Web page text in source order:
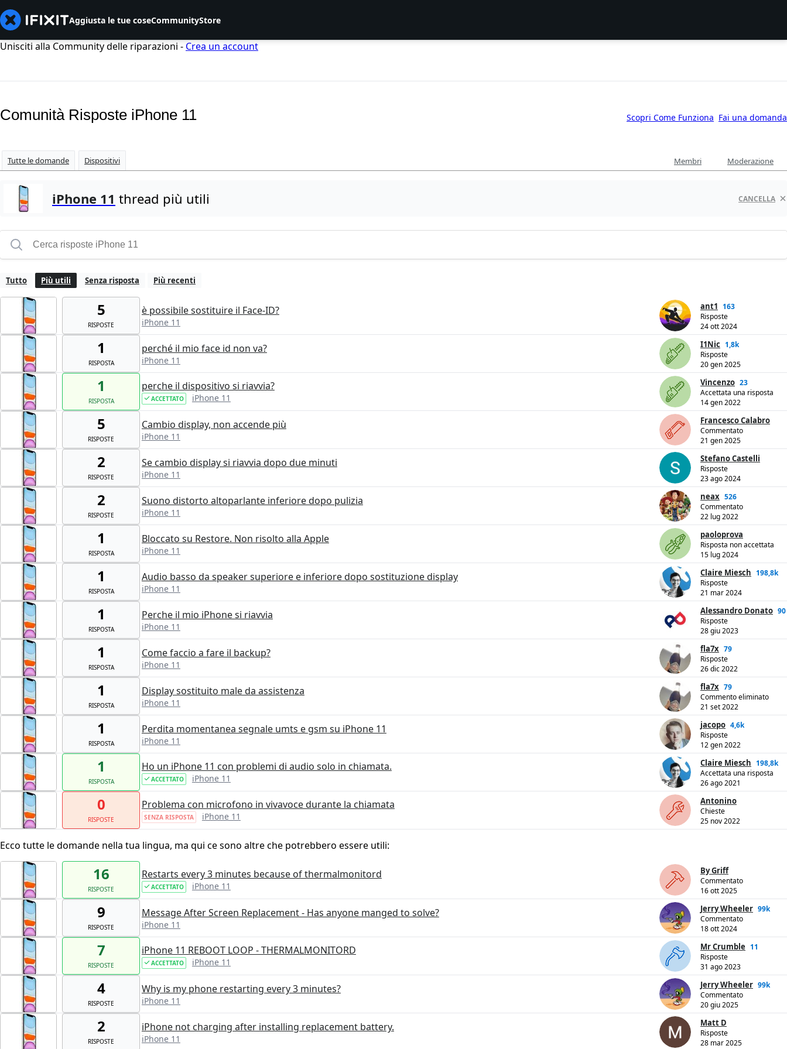
Aggiusta le tue coseCommunityStore
Unisciti alla Community delle riparazioni - Crea un account
Comunità Risposte iPhone 11 Scopri Come Funziona Fai una domanda
Tutte le domande Dispositivi Membri Moderazione
iPhone 11 thread più utili CANCELLA
Tutto Più utili Senza risposta Più recenti
5
RISPOSTE
è possibile sostituire il Face-ID?
iPhone 11
ant1 163
Risposte
24 ott 2024
1
RISPOSTA
perché il mio face id non va?
iPhone 11
I1Nic 1,8k
Risposte
20 gen 2025
1
RISPOSTA
perche il dispositivo si riavvia?
ACCETTATO iPhone 11
Vincenzo 23
Accettata una risposta
14 gen 2022
5
RISPOSTE
Cambio display, non accende più
iPhone 11
Francesco Calabro
Commentato
21 gen 2025
2
RISPOSTE
Se cambio display si riavvia dopo due minuti
iPhone 11
Stefano Castelli
Risposte
23 ago 2024
2
RISPOSTE
Suono distorto altoparlante inferiore dopo pulizia
iPhone 11
neax 526
Commentato
22 lug 2022
1
RISPOSTA
Bloccato su Restore. Non risolto alla Apple
iPhone 11
paoloprova
Risposta non accettata
15 lug 2024
1
RISPOSTA
Audio basso da speaker superiore e inferiore dopo sostituzione display
iPhone 11
Claire Miesch 198,8k
Risposte
21 mar 2024
1
RISPOSTA
Perche il mio iPhone si riavvia
iPhone 11
Alessandro Donato 90
Risposte
28 giu 2023
1
RISPOSTA
Come faccio a fare il backup?
iPhone 11
fla7x 79
Risposte
26 dic 2022
1
RISPOSTA
Display sostituito male da assistenza
iPhone 11
fla7x 79
Commento eliminato
21 set 2022
1
RISPOSTA
Perdita momentanea segnale umts e gsm su iPhone 11
iPhone 11
jacopo 4,6k
Risposte
12 gen 2022
1
RISPOSTA
Ho un iPhone 11 con problemi di audio solo in chiamata.
ACCETTATO iPhone 11
Claire Miesch 198,8k
Accettata una risposta
26 ago 2021
0
RISPOSTE
Problema con microfono in vivavoce durante la chiamata
SENZA RISPOSTA iPhone 11
Antonino
Chieste
25 nov 2022
Ecco tutte le domande nella tua lingua, ma qui ce sono altre che potrebbero essere utili:
16
RISPOSTE
Restarts every 3 minutes because of thermalmonitord
ACCETTATO iPhone 11
By Griff
Commentato
16 ott 2025
9
RISPOSTE
Message After Screen Replacement - Has anyone manged to solve?
iPhone 11
Jerry Wheeler 99k
Commentato
18 ott 2024
7
RISPOSTE
iPhone 11 REBOOT LOOP - THERMALMONITORD
ACCETTATO iPhone 11
Mr Crumble 11
Risposte
31 ago 2023
4
RISPOSTE
Why is my phone restarting every 3 minutes?
iPhone 11
Jerry Wheeler 99k
Commentato
20 giu 2025
2
RISPOSTE
iPhone not charging after installing replacement battery.
iPhone 11
Matt D
Risposte
28 mar 2025